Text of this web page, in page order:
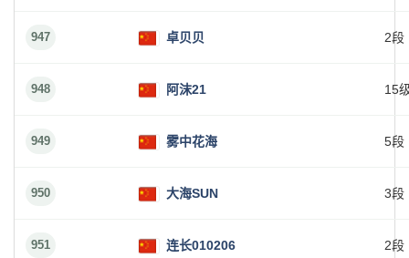
947 卓贝贝 2段
948 阿沫21 15
949 雾中花海 5段
950 大海SUN 3段
951 连长010206 2段